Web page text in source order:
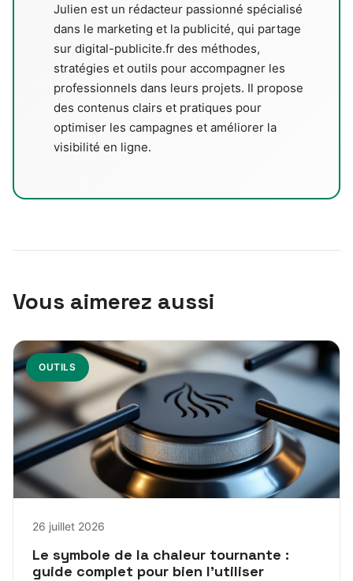
Julien est un rédacteur passionné spécialisé
dans le marketing et la publicité, qui partage
sur digital-publicite.fr des méthodes,
stratégies et outils pour accompagner les
professionnels dans leurs projets. Il propose
des contenus clairs et pratiques pour
optimiser les campagnes et améliorer la
visibilité en ligne.
Vous aimerez aussi
OUTILS
26 juillet 2026
Le symbole de la chaleur tournante :
guide complet pour bien l’utiliser